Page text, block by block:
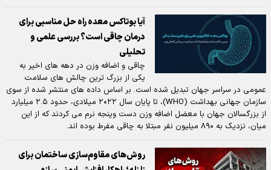
آیا بوتاکس معده راه حل مناسبی برای
درمان چاقی است؟ بررسی علمی و
تحلیلی
چاقی و اضافه وزن در دهه های اخیر به
یکی از بزرگ ترین چالش های سلامت
عمومی در سراسر جهان تبدیل شده است. بر اساس داده های منتشر شده از سوی
سازمان جهانی بهداشت (WHO)، تا پایان سال ۲۰۲۲ میلادی، حدود ۲.۵ میلیارد
از بزرگسالان جهان با معضل اضافه وزن دست وپنجه نرم می کردند که از این
میان، نزدیک به ۸۹۰ میلیون نفر مبتلا به چاقی مفرط بوده اند.
روش‌های مقاوم‌سازی ساختمان برای